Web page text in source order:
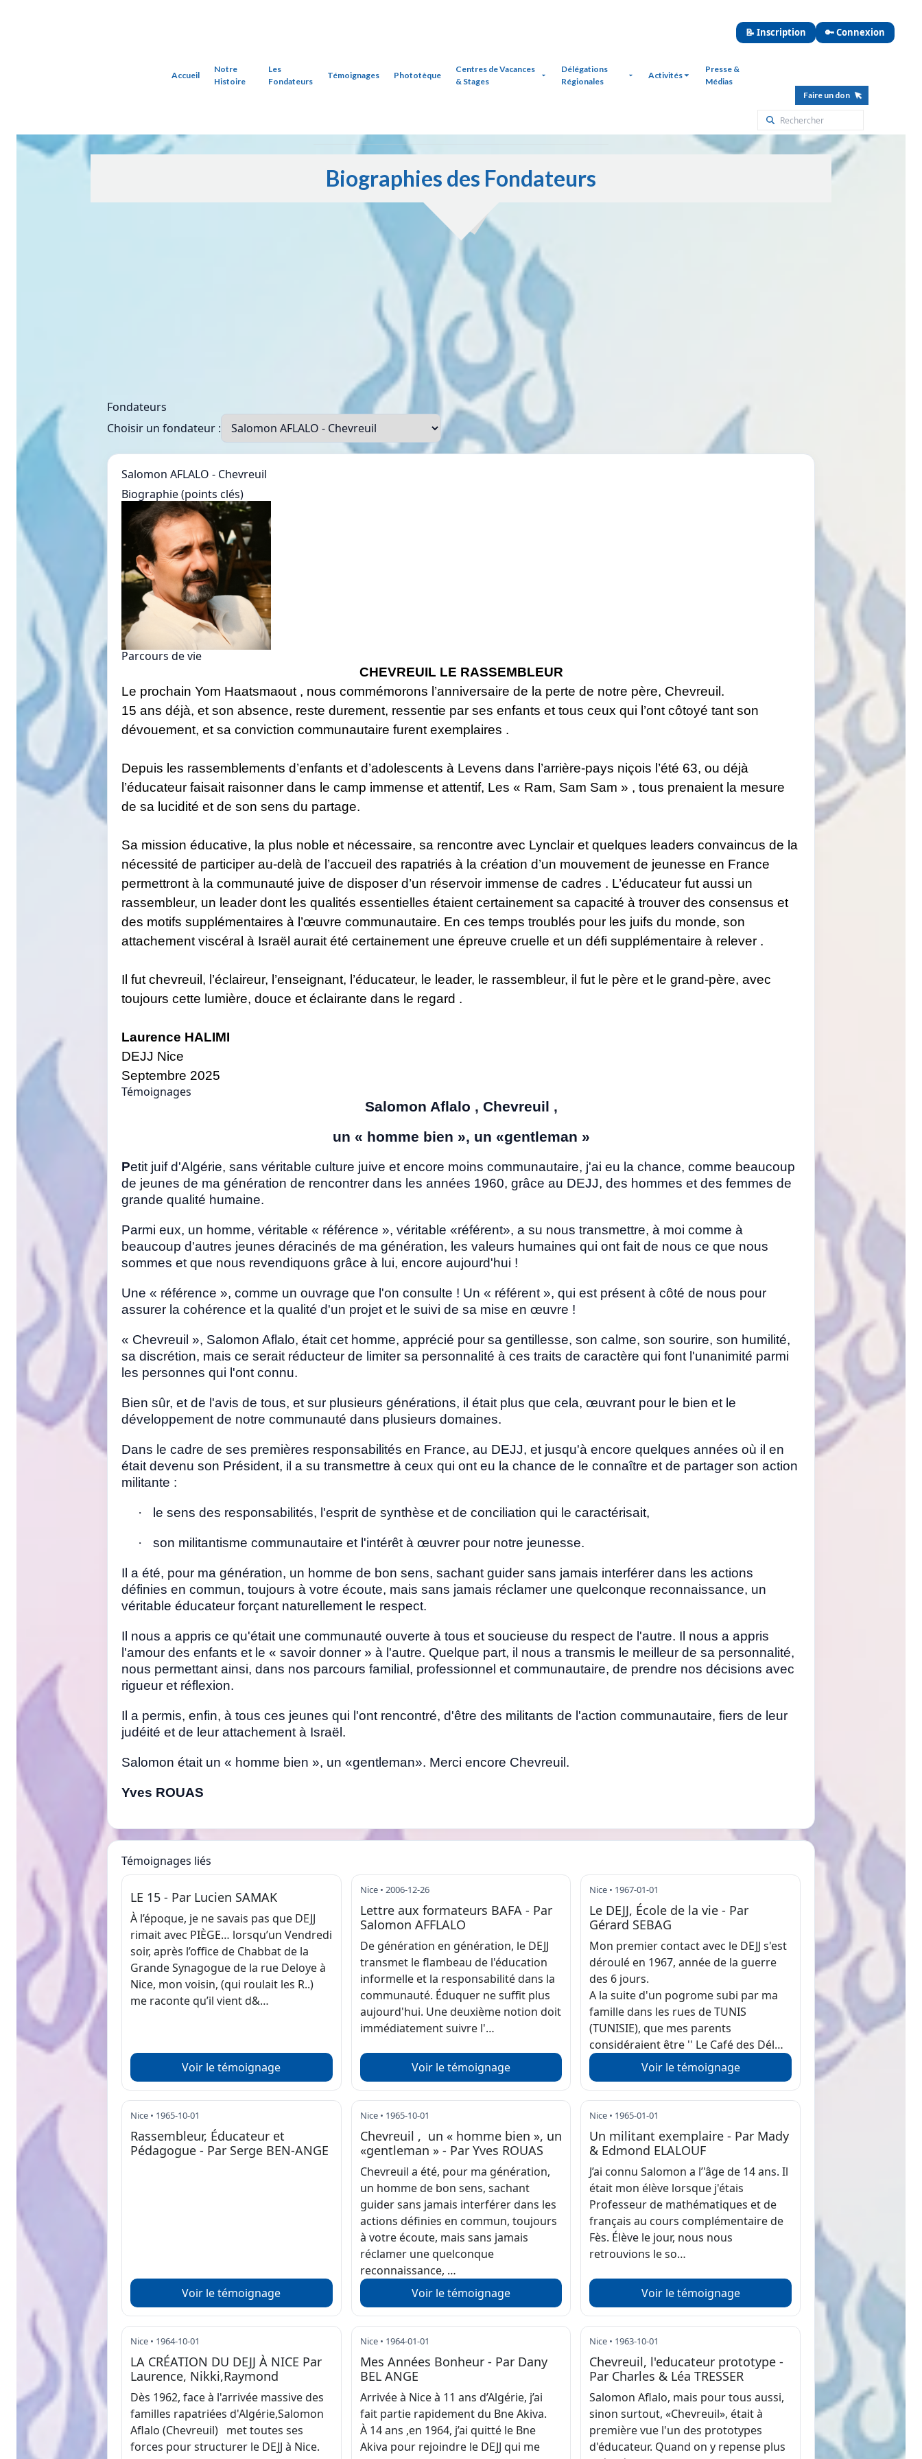
Accueil
Notre
Histoire
Les
Fondateurs
Témoignages Phototèque
Centres de Vacances
& Stages
Délégations
Régionales
Activités
Presse &
Médias
📝 Inscription 🔑 Connexion
Faire un don
Biographies des Fondateurs
Fondateurs
Choisir un fondateur :
Salomon AFLALO - Chevreuil
Biographie (points clés)
Parcours de vie
CHEVREUIL LE RASSEMBLEUR
Le prochain Yom Haatsmaout , nous commémorons l’anniversaire de la perte de notre père, Chevreuil.
15 ans déjà, et son absence, reste durement, ressentie par ses enfants et tous ceux qui l’ont côtoyé tant son
dévouement, et sa conviction communautaire furent exemplaires .
Depuis les rassemblements d’enfants et d’adolescents à Levens dans l’arrière-pays niçois l’été 63, ou déjà
l’éducateur faisait raisonner dans le camp immense et attentif, Les « Ram, Sam Sam » , tous prenaient la mesure
de sa lucidité et de son sens du partage.
Sa mission éducative, la plus noble et nécessaire, sa rencontre avec Lynclair et quelques leaders convaincus de la
nécessité de participer au-delà de l’accueil des rapatriés à la création d’un mouvement de jeunesse en France
permettront à la communauté juive de disposer d’un réservoir immense de cadres . L’éducateur fut aussi un
rassembleur, un leader dont les qualités essentielles étaient certainement sa capacité à trouver des consensus et
des motifs supplémentaires à l’œuvre communautaire. En ces temps troublés pour les juifs du monde, son
attachement viscéral à Israël aurait été certainement une épreuve cruelle et un défi supplémentaire à relever .
Il fut chevreuil, l’éclaireur, l’enseignant, l’éducateur, le leader, le rassembleur, il fut le père et le grand-père, avec
toujours cette lumière, douce et éclairante dans le regard .
Laurence HALIMI
DEJJ Nice
Septembre 2025
Témoignages
Salomon Aflalo , Chevreuil ,
un « homme bien », un «gentleman »
Petit juif d'Algérie, sans véritable culture juive et encore moins communautaire, j'ai eu la chance, comme beaucoup
de jeunes de ma génération de rencontrer dans les années 1960, grâce au DEJJ, des hommes et des femmes de
grande qualité humaine.
Parmi eux, un homme, véritable « référence », véritable «référent», a su nous transmettre, à moi comme à
beaucoup d'autres jeunes déracinés de ma génération, les valeurs humaines qui ont fait de nous ce que nous
sommes et que nous revendiquons grâce à lui, encore aujourd'hui !
Une « référence », comme un ouvrage que l'on consulte ! Un « référent », qui est présent à côté de nous pour
assurer la cohérence et la qualité d'un projet et le suivi de sa mise en œuvre !
« Chevreuil », Salomon Aflalo, était cet homme, apprécié pour sa gentillesse, son calme, son sourire, son humilité,
sa discrétion, mais ce serait réducteur de limiter sa personnalité à ces traits de caractère qui font l'unanimité parmi
les personnes qui l'ont connu.
Bien sûr, et de l'avis de tous, et sur plusieurs générations, il était plus que cela, œuvrant pour le bien et le
développement de notre communauté dans plusieurs domaines.
Dans le cadre de ses premières responsabilités en France, au DEJJ, et jusqu'à encore quelques années où il en
était devenu son Président, il a su transmettre à ceux qui ont eu la chance de le connaître et de partager son action
militante :
· le sens des responsabilités, l'esprit de synthèse et de conciliation qui le caractérisait,
· son militantisme communautaire et l'intérêt à œuvrer pour notre jeunesse.
Il a été, pour ma génération, un homme de bon sens, sachant guider sans jamais interférer dans les actions
définies en commun, toujours à votre écoute, mais sans jamais réclamer une quelconque reconnaissance, un
véritable éducateur forçant naturellement le respect.
Il nous a appris ce qu'était une communauté ouverte à tous et soucieuse du respect de l'autre. Il nous a appris
l'amour des enfants et le « savoir donner » à l'autre. Quelque part, il nous a transmis le meilleur de sa personnalité,
nous permettant ainsi, dans nos parcours familial, professionnel et communautaire, de prendre nos décisions avec
rigueur et réflexion.
Il a permis, enfin, à tous ces jeunes qui l'ont rencontré, d'être des militants de l'action communautaire, fiers de leur
judéité et de leur attachement à Israël.
Salomon était un « homme bien », un «gentleman». Merci encore Chevreuil.
Yves ROUAS
Témoignages liés
LE 15 - Par Lucien SAMAK
À l’époque, je ne savais pas que DEJJ
rimait avec PIÈGE… lorsqu’un Vendredi
soir, après l’oﬃce de Chabbat de la
Grande Synagogue de la rue Deloye à
Nice, mon voisin, (qui roulait les R..)
me raconte qu’il vient d&…
Voir le témoignage
Nice • 2006-12-26
Lettre aux formateurs BAFA - Par
Salomon AFFLALO
De génération en génération, le DEJJ
transmet le flambeau de l'éducation
informelle et la responsabilité dans la
communauté. Éduquer ne suffit plus
aujourd'hui. Une deuxième notion doit
immédiatement suivre l'…
Voir le témoignage
Nice • 1967-01-01
Le DEJJ, École de la vie - Par
Gérard SEBAG
Mon premier contact avec le DEJJ s'est
déroulé en 1967, année de la guerre
des 6 jours.
A la suite d'un pogrome subi par ma
famille dans les rues de TUNIS
(TUNISIE), que mes parents
considéraient être '' Le Café des Dél…
Voir le témoignage
Nice • 1965-10-01
Rassembleur, Éducateur et
Pédagogue - Par Serge BEN-ANGE
Voir le témoignage
Nice • 1965-10-01
Chevreuil , un « homme bien », un
«gentleman » - Par Yves ROUAS
Chevreuil a été, pour ma génération,
un homme de bon sens, sachant
guider sans jamais interférer dans les
actions définies en commun, toujours
à votre écoute, mais sans jamais
réclamer une quelconque
reconnaissance, …
Voir le témoignage
Nice • 1965-01-01
Un militant exemplaire - Par Mady
& Edmond ELALOUF
J’ai connu Salomon a l’'âge de 14 ans. Il
était mon élève lorsque j'étais
Professeur de mathématiques et de
français au cours complémentaire de
Fès. Élève le jour, nous nous
retrouvions le so…
Voir le témoignage
Nice • 1964-10-01
LA CRÉATION DU DEJJ À NICE Par
Laurence, Nikki,Raymond
Dès 1962, face à l'arrivée massive des
familles rapatriées d'Algérie,Salomon
Aflalo (Chevreuil) met toutes ses
forces pour structurer le DEJJ à Nice.
Nice • 1964-01-01
Mes Années Bonheur - Par Dany
BEL ANGE
Arrivée à Nice à 11 ans d’Algérie, j’ai
fait partie rapidement du Bne Akiva.
À 14 ans ,en 1964, j’ai quitté le Bne
Akiva pour rejoindre le DEJJ qui me
Nice • 1963-10-01
Chevreuil, l'educateur prototype -
Par Charles & Léa TRESSER
Salomon Aflalo, mais pour tous aussi,
sinon surtout, «Chevreuil», était à
première vue l'un des prototypes
d'éducateur. Quand on y repense plus